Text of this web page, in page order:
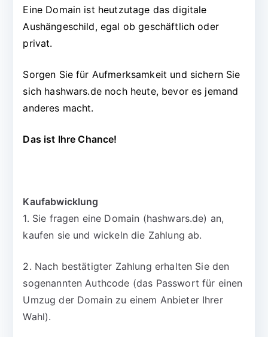
Eine Domain ist heutzutage das digitale
Aushängeschild, egal ob geschäftlich oder
privat.
Sorgen Sie für Aufmerksamkeit und sichern Sie
sich hashwars.de noch heute, bevor es jemand
anderes macht.
Das ist Ihre Chance!
Kaufabwicklung
1. Sie fragen eine Domain (hashwars.de) an,
kaufen sie und wickeln die Zahlung ab.
2. Nach bestätigter Zahlung erhalten Sie den
sogenannten Authcode (das Passwort für einen
Umzug der Domain zu einem Anbieter Ihrer
Wahl).